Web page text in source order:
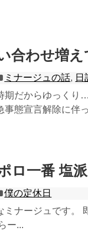
合わせ増え
ミナージュの話, 日
期だからゆっくり
事態宣言解除に伴
ロ一番 塩
僕の定休日
ミナージュです。
ー...